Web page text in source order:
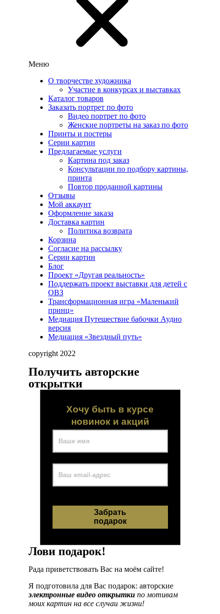
Меню
О творчестве художника
Участие в конкурсах и выставках
Каталог товаров
Заказать портрет по фото
Видео портрет по фото
Женские портреты на заказ по фото
Принты и постеры
Серии картин
Предлагаемые услуги
Картина под заказ
Консультации по подбору картины,
принта
Повтор проданной картины
Отзывы
Мой аккаунт
Оформление заказа
Доставка картин
Политика возврата
Корзина
Согласие на рассылку
Серии картин
Блог
Проект «Другая реальность»
Поддержать проект выставки для детей с
ОВЗ
Трансформационная игра «Маленький
принц»
Медиация Путешествие бабочки Аудио
версия
Медиация «Звездный путь»
copyright 2022
Получить авторские
открытки
Хочу быть в курсе
новинок и акций
Лови подарок!
Рада приветствовать Вас на моём сайте!
Я подготовила для Вас подарок: авторские
электронные видео открытки по мотивам
моих картин на все случаи жизни!